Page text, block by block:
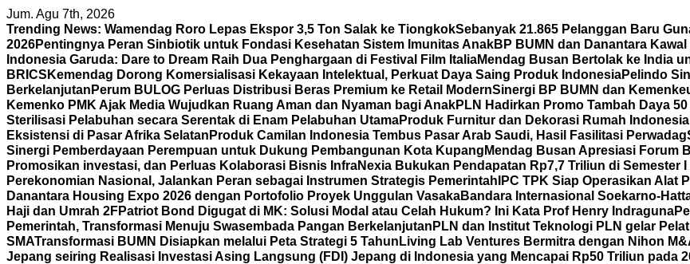
Skip
to
content
Jum. Agu 7th, 2026
Trending News: Wamendag Roro Lepas Ekspor 3,5 Ton Salak ke TiongkokSebanyak 21.865 Pelanggan Baru
2026Pentingnya Peran Sinbiotik untuk Fondasi Kesehatan Sistem Imunitas AnakBP BUMN dan Danantara
Indonesia Garuda: Dare to Dream Raih Dua Penghargaan di Festival Film ItaliaMendag Busan Bertolak ke India
BRICS Kemendag Dorong Komersialisasi Kekayaan Intelektual, Perkuat Daya Saing Produk IndonesiaPelindo
Berkelanjutan Perum BULOG Perluas Distribusi Beras Premium ke Retail ModernSinergi BP BUMN dan
Kemenko PMK Ajak Media Wujudkan Ruang Aman dan Nyaman bagi AnakPLN Hadirkan Promo Tambah Daya
Sterilisasi Pelabuhan secara Serentak di Enam Pelabuhan UtamaProduk Furnitur dan Dekorasi Rumah
Eksistensi di Pasar Afrika Selatan Produk Camilan Indonesia Tembus Pasar Arab Saudi, Hasil Fasilitasi Perwadag
Sinergi Pemberdayaan Perempuan untuk Dukung Pembangunan Kota Kupang Mendag Busan Apresiasi Forum
Promosikan investasi, dan Perluas Kolaborasi Bisnis InfraNexia Bukukan Pendapatan Rp7,7 Triliun di Semester I
Perekonomian Nasional, Jalankan Peran sebagai Instrumen Strategis Pemerintah IPC TPK Siap Operasikan Alat
Danantara Housing Expo 2026 dengan Portofolio Proyek Unggulan VasakaBandara Internasional Soekarno-
Haji dan Umrah 2FPatriot Bond Digugat di MK: Solusi Modal atau Celah Hukum? Ini Kata Prof Henry Indraguna
Pemerintah, Transformasi Menuju Swasembada Pangan Berkelanjutan PLN dan Institut Teknologi PLN gelar
SMATransformasi BUMN Disiapkan melalui Peta Strategi 5 Tahun Living Lab Ventures Bermitra dengan Nihon
Jepang seiring Realisasi Investasi Asing Langsung (FDI) Jepang di Indonesia yang Mencapai Rp50 Triliun pada